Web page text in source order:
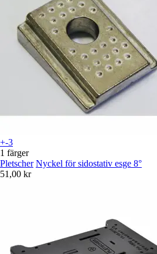
+-3
1 färger
Pletscher Nyckel för sidostativ esge 8°
51,00 kr